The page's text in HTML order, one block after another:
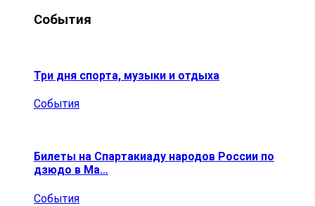
События
Три дня спорта, музыки и отдыха
События
Билеты на Спартакиаду народов России по
дзюдо в Ма…
События